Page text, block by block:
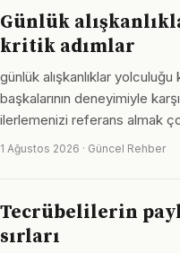
Günlük
kritik adımlar
günlük alışkanlıklar
başkalarının deneyimiyle
ilerlemenizi referans almak
1 Ağustos 2026 · Güncel Rehber
Tecrübelilerin
sırları